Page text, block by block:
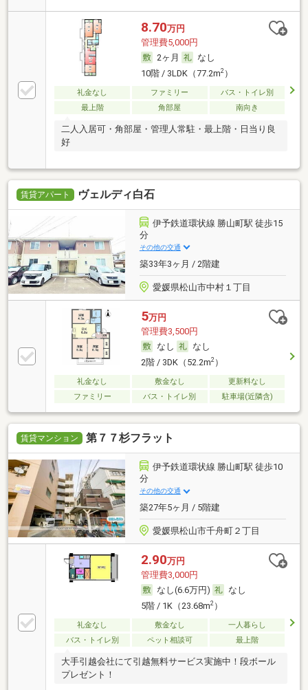
8.70万円
管理費5,000円
2ヶ月
なし
10階 / 3LDK（77.2m2）
礼金なし ファミリー
バス・トイレ別
最上階
角部屋 南向き
二人入居可・角部屋・管理人常駐・最上階・日当り良
好
賃貸アパート ヴェルディ白石
伊予鉄道環状線 勝山町駅 徒歩15
分
その他の交通
築33年3ヶ月 / 2階建
愛媛県松山市中村１丁目
5万円
管理費3,500円
なし
なし
2階 / 3DK（52.2m2）
礼金なし 敷金なし
更新料なし
ファミリー
バス・トイレ別 駐車場(近隣含)
賃貸マンション 第７７杉フラット
伊予鉄道環状線 勝山町駅 徒歩10
分
その他の交通
築27年5ヶ月 / 5階建
愛媛県松山市千舟町２丁目
2.90万円
管理費3,000円
なし(6.6万円)
なし
5階 / 1K（23.68m2）
礼金なし 敷金なし
一人暮らし
バス・トイレ別
ペット相談可 最上階
大手引越会社にて引越無料サービス実施中！段ボール
プレゼント！